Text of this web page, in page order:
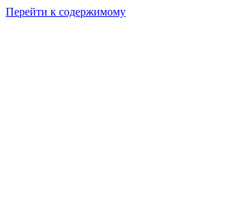
Перейти к содержимому